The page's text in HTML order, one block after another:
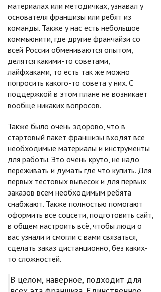
материалах или методичках, узнавал у
основателя франшизы или ребят из
команды. Также у нас есть небольшое
коммьюнити, где другие франчайзи со
всей России обмениваются опытом,
делятся какими-то советами,
лайфхаками, то есть так же можно
попросить какого-то совета у них. С
поддержкой в этом плане не возникает
вообще никаких вопросов.
Также было очень здорово, что в
стартовый пакет франшизы входят все
необходимые материалы и инструменты
для работы. Это очень круто, не надо
переживать и думать где что купить. Для
первых тестовых вывесок и для первых
заказов всем необходимым ребята
снабжают. Также полностью помогают
оформить все соцсети, подготовить сайт,
в общем настроить всё, чтобы люди о
вас узнали и смогли с вами связаться,
сделать заказ дистанционно, без каких-
то сложностей.
В целом, наверное, подходит для